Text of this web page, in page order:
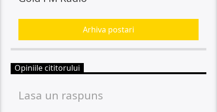
Arhiva postari
Opiniile cititorului
Lasa un raspuns